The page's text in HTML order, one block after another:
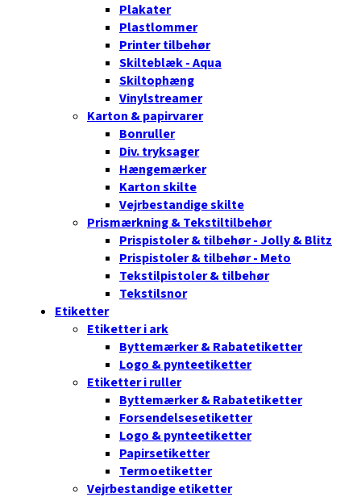
Plakater
Plastlommer
Printer tilbehør
Skilteblæk - Aqua
Skiltophæng
Vinylstreamer
Karton & papirvarer
Bonruller
Div. tryksager
Hængemærker
Karton skilte
Vejrbestandige skilte
Prismærkning & Tekstiltilbehør
Prispistoler & tilbehør - Jolly & Blitz
Prispistoler & tilbehør - Meto
Tekstilpistoler & tilbehør
Tekstilsnor
Etiketter
Etiketter i ark
Byttemærker & Rabatetiketter
Logo & pynteetiketter
Etiketter i ruller
Byttemærker & Rabatetiketter
Forsendelsesetiketter
Logo & pynteetiketter
Papirsetiketter
Termoetiketter
Vejrbestandige etiketter